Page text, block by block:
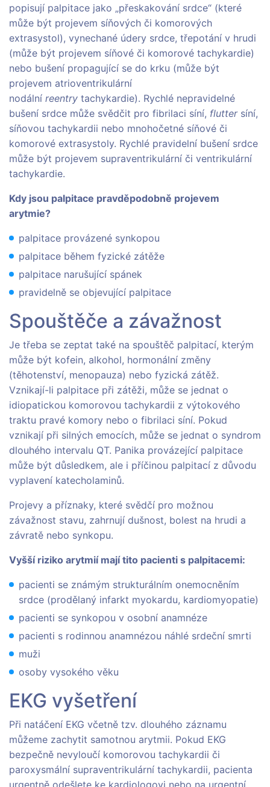
popisují palpitace jako „přeskakování srdce“ (které
může být projevem síňových či komorových
extrasystol), vynechané údery srdce, třepotání v hrudi
(může být projevem síňové či komorové tachykardie)
nebo bušení propagující se do krku (může být
projevem atrioventrikulární
nodální reentry tachykardie). Rychlé nepravidelné
bušení srdce může svědčit pro fibrilaci síní, fluttersíní,
síňovou tachykardii nebo mnohočetné síňové či
komorové extrasystoly. Rychlé pravidelní bušení srdce
může být projevem supraventrikulární či ventrikulární
tachykardie.
Kdy jsou palpitace pravděpodobně projevem
arytmie?
palpitace provázené synkopou
palpitace během fyzické zátěže
palpitace narušující spánek
pravidelně se objevující palpitace
Spouštěče a závažnost
Je třeba se zeptat také na spouštěč palpitací, kterým
může být kofein, alkohol, hormonální změny
(těhotenství, menopauza) nebo fyzická zátěž.
Vznikají-li palpitace při zátěži, může se jednat o
idiopatickou komorovou tachykardii z výtokového
traktu pravé komory nebo o fibrilaci síní. Pokud
vznikají při silných emocích, může se jednat o syndrom
dlouhého intervalu QT. Panika provázející palpitace
může být důsledkem, ale i příčinou palpitací z důvodu
vyplavení katecholaminů.
Projevy a příznaky, které svědčí pro možnou
závažnost stavu, zahrnují dušnost, bolest na hrudi a
závratě nebo synkopu.
Vyšší riziko arytmií mají tito pacienti s palpitacemi:
pacienti se známým strukturálním onemocněním
srdce (prodělaný infarkt myokardu, kardiomyopatie)
pacienti se synkopou v osobní anamnéze
pacienti s rodinnou anamnézou náhlé srdeční smrti
muži
osoby vysokého věku
EKG vyšetření
Při natáčení EKG včetně tzv. dlouhého záznamu
můžeme zachytit samotnou arytmii. Pokud EKG
bezpečně nevyloučí komorovou tachykardii či
paroxysmální supraventrikulární tachykardii, pacienta